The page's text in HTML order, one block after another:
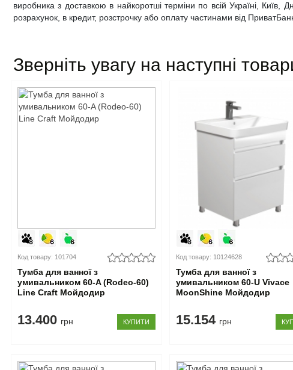
виробника з доставкою в найкоротші терміни по всій Україні, Київ,
розрахунок, в кредит, розстрочку або оплату частинами від
Зверніть увагу на наступні
Код товару: 101704
Тумба для ванної з
умивальником 60-A (Rodeo-60)
Line Craft Мойдодир
13.400 грн КУПИТИ
Код товару: 10124628
Тумба для ванної з
умивальником 60-U Vivace
MoonShine Мойдодир
15.154 грн